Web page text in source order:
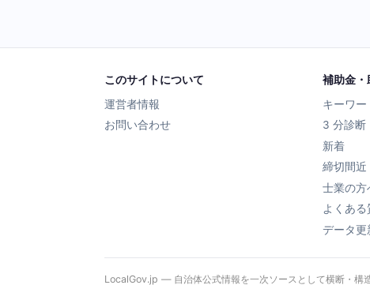
このサイトについて
運営者情報
お問い合わせ
補助金・
キーワー
3 分診断
新着
締切間近
士業の方
よくある
データ更
LocalGov.jp — 自治体公式情報を一次ソースとして横断・構